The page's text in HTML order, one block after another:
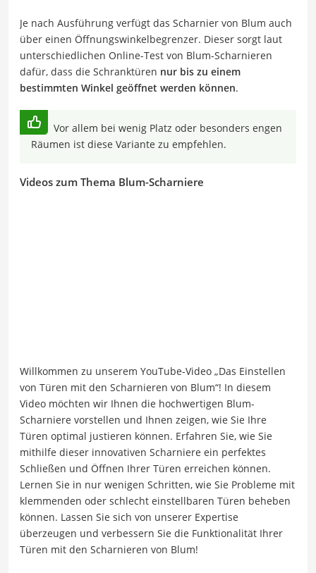
Je nach Ausführung verfügt das Scharnier von Blum auch
über einen Öffnungswinkelbegrenzer. Dieser sorgt laut
unterschiedlichen Online-Test von Blum-Scharnieren
dafür, dass die Schranktüren nur bis zu einem
bestimmten Winkel geöffnet werden können.
Vor allem bei wenig Platz oder besonders engen
Räumen ist diese Variante zu empfehlen.
Videos zum Thema Blum-Scharniere
Willkommen zu unserem YouTube-Video „Das Einstellen
von Türen mit den Scharnieren von Blum“! In diesem
Video möchten wir Ihnen die hochwertigen Blum-
Scharniere vorstellen und Ihnen zeigen, wie Sie Ihre
Türen optimal justieren können. Erfahren Sie, wie Sie
mithilfe dieser innovativen Scharniere ein perfektes
Schließen und Öffnen Ihrer Türen erreichen können.
Lernen Sie in nur wenigen Schritten, wie Sie Probleme mit
klemmenden oder schlecht einstellbaren Türen beheben
können. Lassen Sie sich von unserer Expertise
überzeugen und verbessern Sie die Funktionalität Ihrer
Türen mit den Scharnieren von Blum!